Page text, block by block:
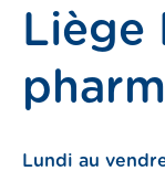
pharmacie
Liège
Lundi au